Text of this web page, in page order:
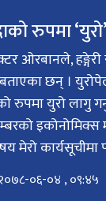
रुपमा
ओरबानले,
छन् ।
रुपमा युरो
इकोनोमिक्स
मेरो
०६-०४ , ०९:४५